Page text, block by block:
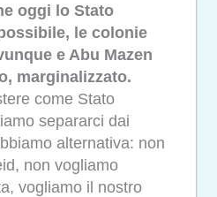
oggi lo Stato
le colonie
e Abu Mazen
marginalizzato.
come Stato
separarci dai
alternativa: non
non vogliamo
vogliamo il nostro